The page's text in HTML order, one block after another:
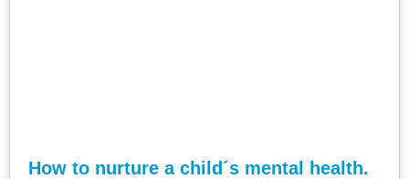
How to nurture a child´s mental health.